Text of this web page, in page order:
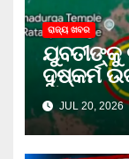
ରାଜ୍ୟ ଖବର
ଦୁଷ୍କର୍ମ
ଜେଲ
JUL 20, 2026